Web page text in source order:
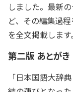
しました。最新
ど、その編集過
を全文掲載します。
第二版 あとがき
「日本国語大辞